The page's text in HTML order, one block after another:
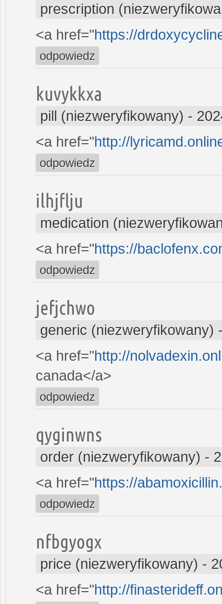
prescription
<a href="https://
odpowiedz
kuvykkxa
pill (niezweryfikowany) -
<a href="http://
odpowiedz
ilhjflju
medication
<a href="https://
odpowiedz
jefjchwo
generic (niezweryfikowany)
<a href="http://
canada</a>
odpowiedz
qyginwns
order (niezweryfikowany) -
<a href="https://
odpowiedz
nfbgyogx
price (niezweryfikowany) -
<a href="http://